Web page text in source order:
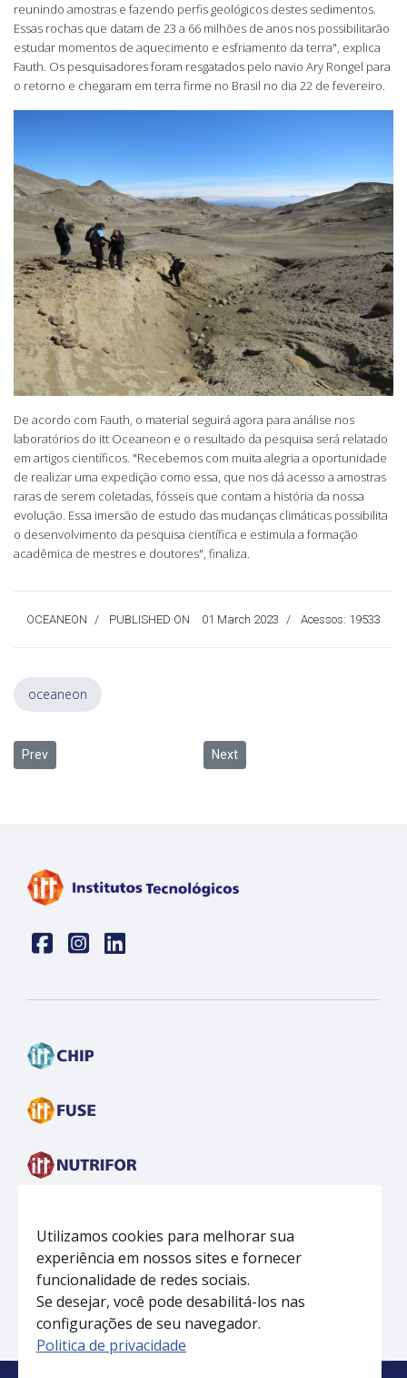
reunindo amostras e fazendo perfis geológicos destes sedimentos.
Essas rochas que datam de 23 a 66 milhões de anos nos possibilitarão
estudar momentos de aquecimento e esfriamento da terra", explica
Fauth. Os pesquisadores foram resgatados pelo navio Ary Rongel para
o retorno e chegaram em terra firme no Brasil no dia 22 de fevereiro.
De acordo com Fauth, o material seguirá agora para análise nos
laboratórios do itt Oceaneon e o resultado da pesquisa será relatado
em artigos científicos. "Recebemos com muita alegria a oportunidade
de realizar uma expedição como essa, que nos dá acesso a amostras
raras de serem coletadas, fósseis que contam a história da nossa
evolução. Essa imersão de estudo das mudanças climáticas possibilita
o desenvolvimento da pesquisa científica e estimula a formação
acadêmica de mestres e doutores", finaliza.
OCEANEON PUBLISHED ON 01 March 2023 Acessos: 19533
oceaneon
Previous article: Pesquisadores da Unisinos realizam expedição
Prev Next article: Representantes do
Next
Utilizamos cookies para melhorar sua
experiência em nossos sites e fornecer
funcionalidade de redes sociais.
Se desejar, você pode desabilitá-los nas
configurações de seu navegador.
Politica de privacidade